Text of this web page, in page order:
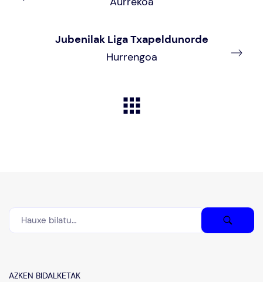
Jubenilak Liga Txapeldunorde
Hurrengoa
AZKEN BIDALKETAK